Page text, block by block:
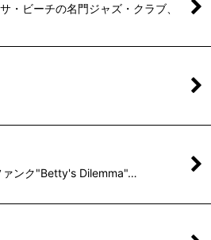
ビーチの名門ジャズ・クラブ、
ァンク"Betty's Dilemma"…